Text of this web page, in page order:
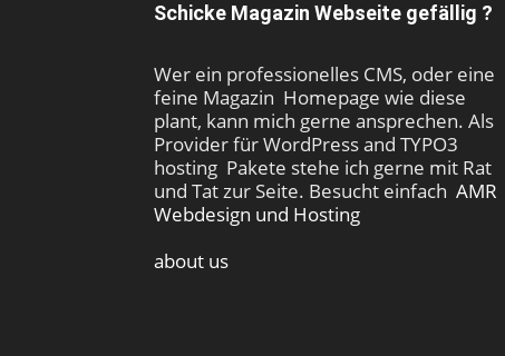
Schicke Magazin Webseite gefällig ?
Wer ein professionelles CMS, oder eine
feine Magazin Homepage wie diese
plant, kann mich gerne ansprechen. Als
Provider für WordPress and TYPO3
hosting Pakete stehe ich gerne mit Rat
und Tat zur Seite. Besucht einfach AMR
Webdesign und Hosting
about us